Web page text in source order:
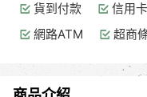
貨到付款 信用
網路ATM
超商